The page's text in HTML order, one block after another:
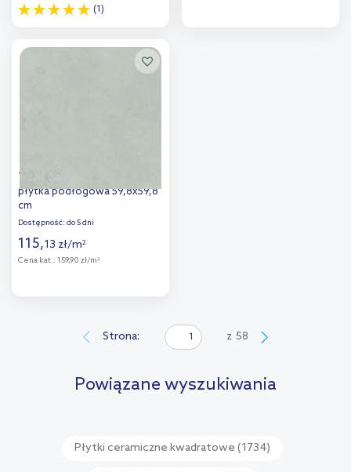
(1)
Tubądzin Torano Grey Mat
płytka podłogowa 59,8x59,8
cm
Dostępność: do 5 dni
115,13 zł/m2
Cena kat.: 159,90 zł/m2
Strona: z 58
Powiązane wyszukiwania
Płytki ceramiczne kwadratowe (1734)